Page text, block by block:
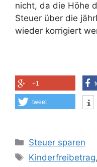
nicht, da die Höhe
Steuer über die
wieder korrigiert
+1
tweet
Kategorien
Steuer sparen
Schlagwörter
Kinderfreibetrag,